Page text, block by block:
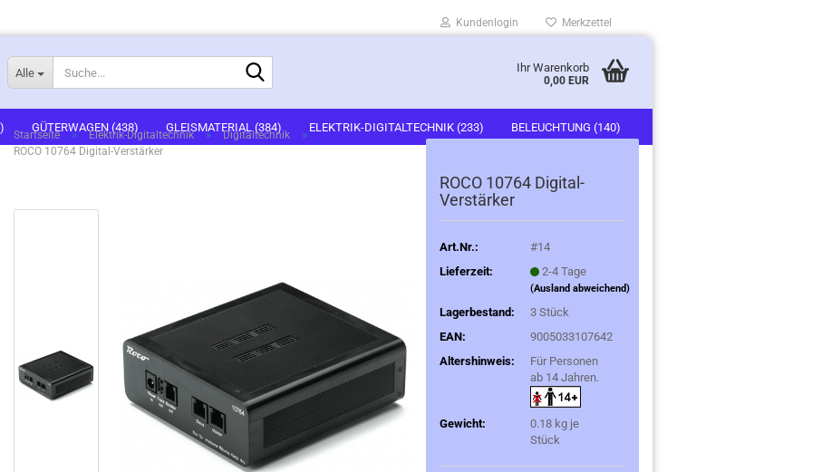
Kundenlogin
Passwort vergessen?
Merkzettel
Alle Ihr Warenkorb
0,00 EUR
GÜTERWAGEN (438) GLEISMATERIAL (384) ELEKTRIK-DIGITALTECHNIK (233) BELEUCHTUNG (140)
Startseite » Elektrik-Digitaltechnik » Digitaltechnik »
ROCO 10764 Digital-Verstärker
ROCO 10764 Digital-
Verstärker
Art.Nr.:
#14
Lieferzeit:
2-4 Tage
(Ausland abweichend)
Lagerbestand: 3Stück
EAN:
9005033107642
Altershinweis:
Für Personen
ab 14 Jahren.
Gewicht: 0.18 kg je
Stück